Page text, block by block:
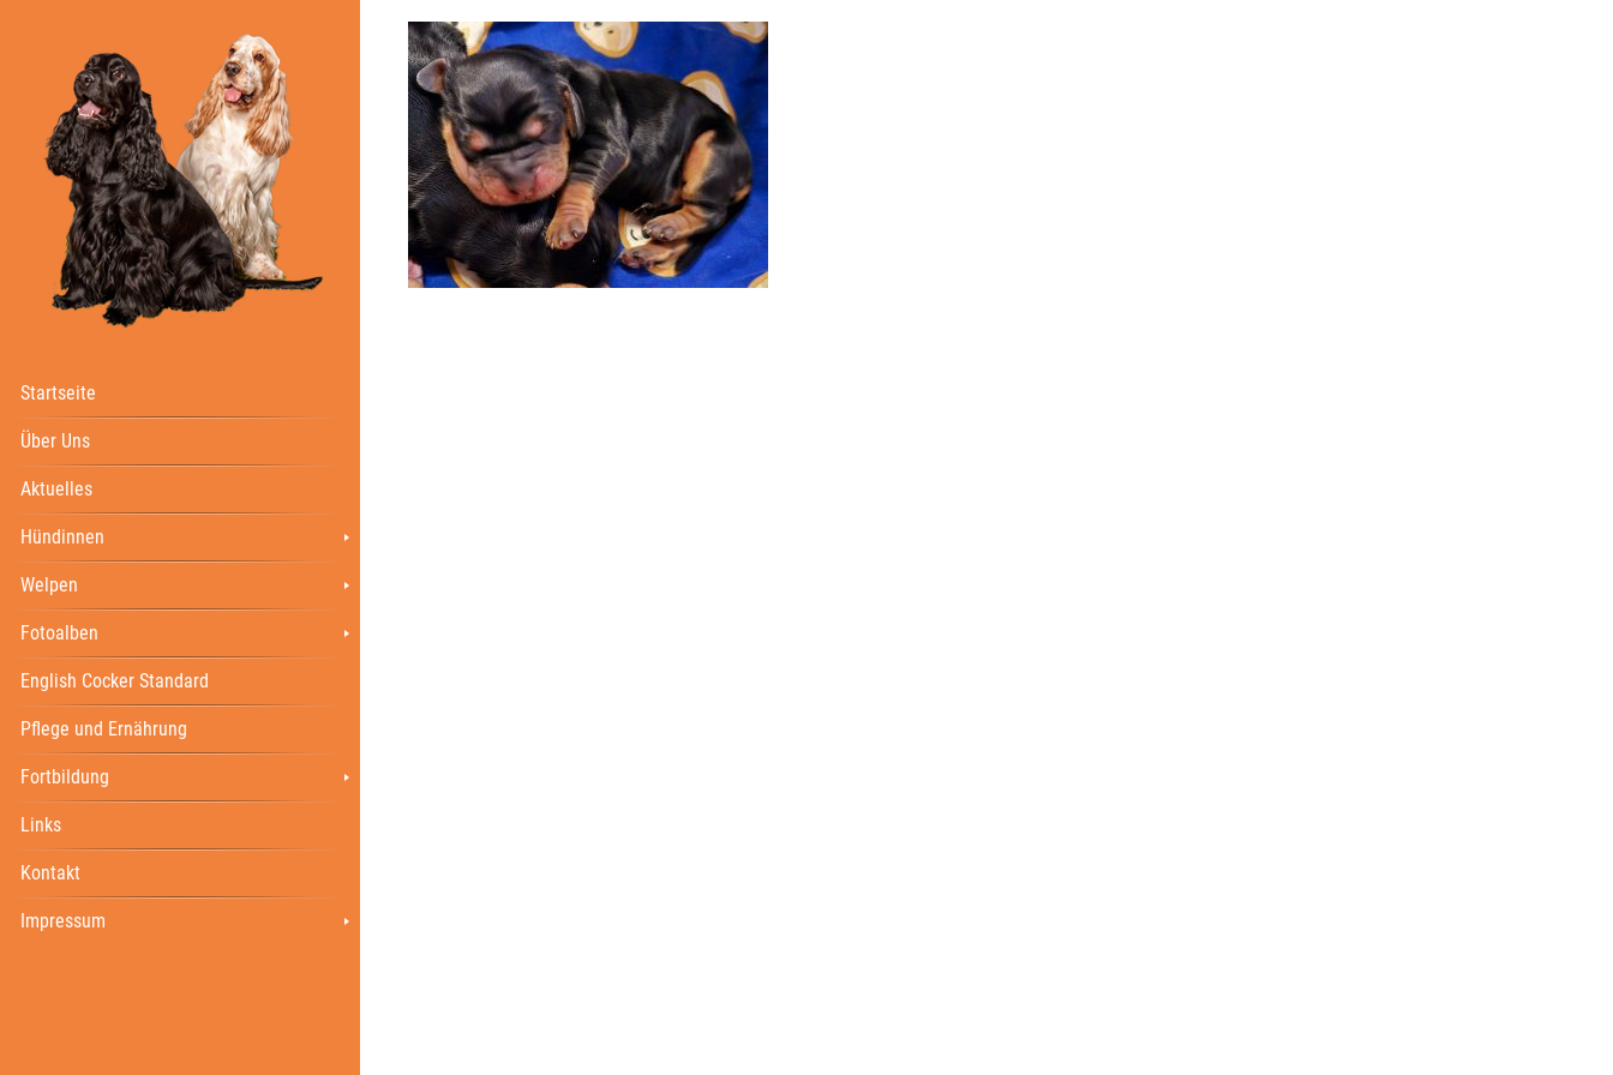
Startseite
Über Uns
Aktuelles
Hündinnen
Welpen
Fotoalben
English Cocker Standard
Pflege und Ernährung
Fortbildung
Links
Kontakt
Impressum